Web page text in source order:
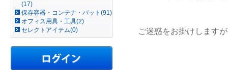
(17)
保存容器・コンテナ・バット(91)
オフィス用具・工具(2)
セレクトアイテム(0)
ご迷惑をお掛けします